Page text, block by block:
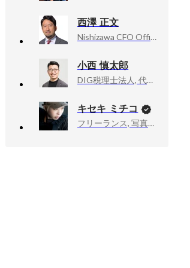
西澤 正文
Nishizawa CFO Office, 代表公認会計士
小西 慎太郎
DIG税理士法人, 代表社員
キセキ ミチコ
フリーランス, 写真家、ドキュメンタリーカメラマン